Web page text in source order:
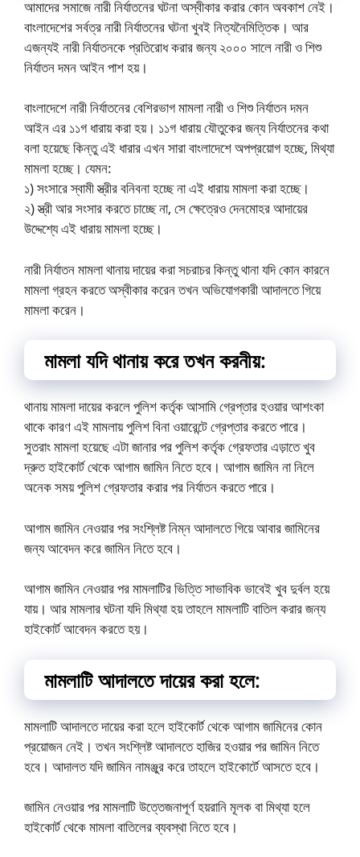
আমাদের সমাজে নারী নির্যাতনের ঘটনা অস্বীকার করার কোন অবকাশ নেই।
বাংলাদেশের সর্বত্র নারী নির্যাতনের ঘটনা খুবই নিত্যনৈমিত্তিক। আর
এজন্যই নারী নির্যাতনকে প্রতিরোধ করার জন্য ২০০০ সালে নারী ও শিশু
নির্যাতন দমন আইন পাশ হয়।
বাংলাদেশে নারী নির্যাতনের বেশিরভাগ মামলা নারী ও শিশু নির্যাতন দমন
আইন এর ১১গ ধারায় করা হয়। ১১গ ধারায় যৌতুকের জন্য নির্যাতনের কথা
বলা হয়েছে কিন্তু এই ধারার এখন সারা বাংলাদেশে অপপ্রয়োগ হচ্ছে, মিথ্যা
মামলা হচ্ছে। যেমন:
১) সংসারে স্বামী স্ত্রীর বনিবনা হচ্ছে না এই ধারায় মামলা করা হচ্ছে।
২) স্ত্রী আর সংসার করতে চাচ্ছে না, সে ক্ষেত্রেও দেনমোহর আদায়ের
উদ্দেশ্যে এই ধারায় মামলা হচ্ছে।
নারী নির্যাতন মামলা থানায় দায়ের করা সচরাচর কিন্তু থানা যদি কোন কারনে
মামলা গ্রহন করতে অস্বীকার করেন তখন অভিযোগকারী আদালতে গিয়ে
মামলা করেন।
মামলা যদি থানায় করে তখন করনীয়:
থানায় মামলা দায়ের করলে পুলিশ কর্তৃক আসামি গ্রেপ্তার হওয়ার আশংকা
থাকে কারণ এই মামলায় পুলিশ বিনা ওয়ারেন্টে গ্রেপ্তার করতে পারে।
সুতরাং মামলা হয়েছে এটা জানার পর পুলিশ কর্তৃক গ্রেফতার এড়াতে খুব
দ্রুত হাইকোর্ট থেকে আগাম জামিন নিতে হবে। আগাম জামিন না নিলে
অনেক সময় পুলিশ গ্রেফতার করার পর নির্যাতন করতে পারে।
আগাম জামিন নেওয়ার পর সংশ্লিষ্ট নিম্ন আদালতে গিয়ে আবার জামিনের
জন্য আবেদন করে জামিন নিতে হবে।
আগাম জামিন নেওয়ার পর মামলাটির ভিত্তি সাভাবিক ভাবেই খুব দুর্বল হয়ে
যায়। আর মামলার ঘটনা যদি মিথ্যা হয় তাহলে মামলাটি বাতিল করার জন্য
হাইকোর্ট আবেদন করতে হয়।
মামলাটি আদালতে দায়ের করা হলে:
মামলাটি আদালতে দায়ের করা হলে হাইকোর্ট থেকে আগাম জামিনের কোন
প্রয়োজন নেই। তখন সংশ্লিষ্ট আদালতে হাজির হওয়ার পর জামিন নিতে
হবে। আদালত যদি জামিন নামঞ্জুর করে তাহলে হাইকোর্টে আসতে হবে।
জামিন নেওয়ার পর মামলাটি উত্তেজনাপূর্ণ হয়রানি মূলক বা মিথ্যা হলে
হাইকোর্ট থেকে মামলা বাতিলের ব্যবস্থা নিতে হবে।